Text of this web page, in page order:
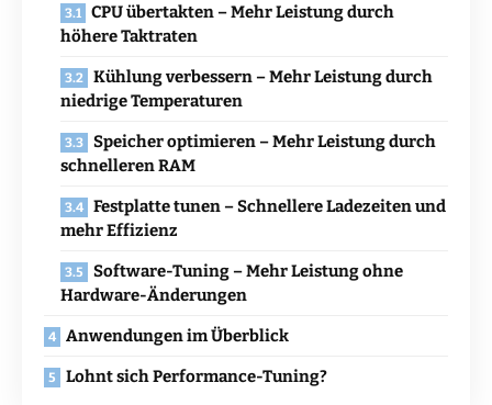
CPU übertakten – Mehr Leistung durch
höhere Taktraten
Kühlung verbessern – Mehr Leistung durch
niedrige Temperaturen
Speicher optimieren – Mehr Leistung durch
schnelleren RAM
Festplatte tunen – Schnellere Ladezeiten und
mehr Effizienz
Software-Tuning – Mehr Leistung ohne
Hardware-Änderungen
Anwendungen im Überblick
Lohnt sich Performance-Tuning?